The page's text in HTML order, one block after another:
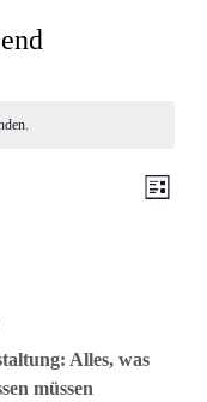
Liste
Alles, was
müssen